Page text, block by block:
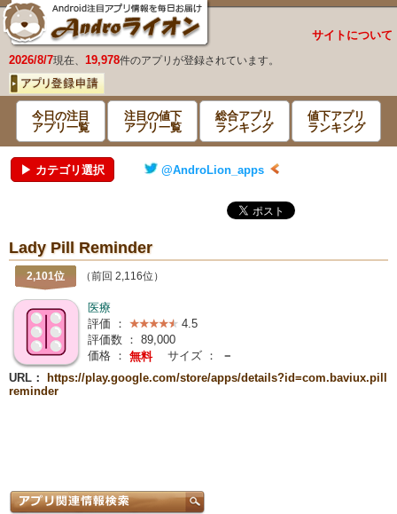
サイトについて
2026/8/7現在、 19,978件のアプリが登録されています。
今日の注目
アプリ一覧
注目の値下
アプリ一覧
総合アプリ
ランキング
値下アプリ
ランキング
▶ カテゴリ選択 @AndroLion_apps
Lady Pill Reminder
2,101位 （前回 2,116位）
医療
評価 ：
4.5
評価数 ： 89,000
価格 ： 無料 サイズ ：
－
URL：
https://play.google.com/store/apps/details?id=com.baviux.pill
reminder